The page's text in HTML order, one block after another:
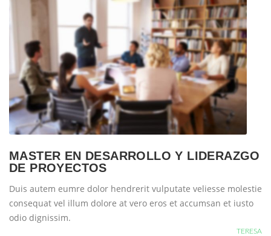
MASTER EN DESARROLLO Y LIDERAZGO
DE PROYECTOS
TERESA
Duis autem eumre dolor hendrerit vulputate veliesse molestie
consequat vel illum dolore at vero eros et accumsan et iusto
odio dignissim.